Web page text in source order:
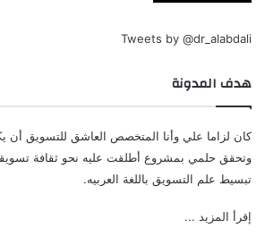
Tweets by @dr_alabdali
هدف المدونة
كان لزاما علي وأنا المتخصص العاشق للتسويق
وتحقق حلمي بمشروع أطلقت عليه نحو ثقافة
تبسيط علم التسويق باللغة العربيه.
إقرأ المزيد ...